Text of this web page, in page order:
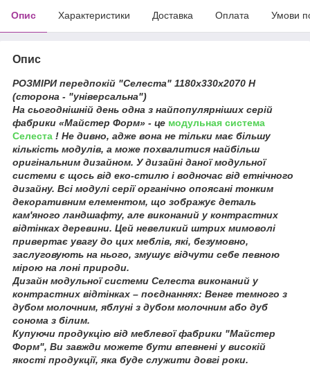
Опис Характеристики Доставка Оплата Умови
Опис
РОЗМІРИ передпокій "Селеста" 1180х330х2070 Н
(сторона - "універсальна")
На сьогоднішній день одна з найпопулярніших серій
фабрики «Майстер Форм» - це модульная система
Селеста ! Не дивно, адже вона не тільки має більшу
кількість модулів, а може похвалитися найбільш
оригінальним дизайном. У дизайні даної модульної
системи є щось від еко-стилю і водночас від етнічного
дизайну. Всі модулі серії органічно опоясані тонким
декоративним елементом, що зображує деталь
кам'яного ландшафту, але виконаний у контрастних
відтінках деревини. Цей невеликий штрих мимоволі
привертає увагу до цих меблів, які, безумовно,
заслуговують на нього, змушує відчути себе певною
мірою на лоні природи.
Дизайн модульної системи Селеста виконаний у
контрастних відтінках – поєднаннях: Венге темного з
дубом молочним, яблуні з дубом молочним або дуб
сонома з білим.
Купуючи продукцію від меблевої фабрики "Майстер
Форм", Ви завжди можете бути впевнені у високій
якості продукції, яка буде служити довгі роки.